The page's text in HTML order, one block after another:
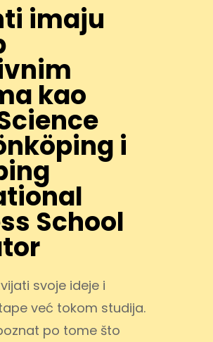
imaju
kao
i
School
svoje ideje i
već tokom studija.
po tome što